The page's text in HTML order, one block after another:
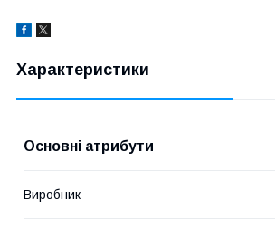
Характеристики
Основні атрибути
Виробник